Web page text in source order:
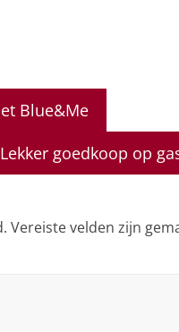
Blue&Me
Lekker goedkoop op
Vereiste velden zijn